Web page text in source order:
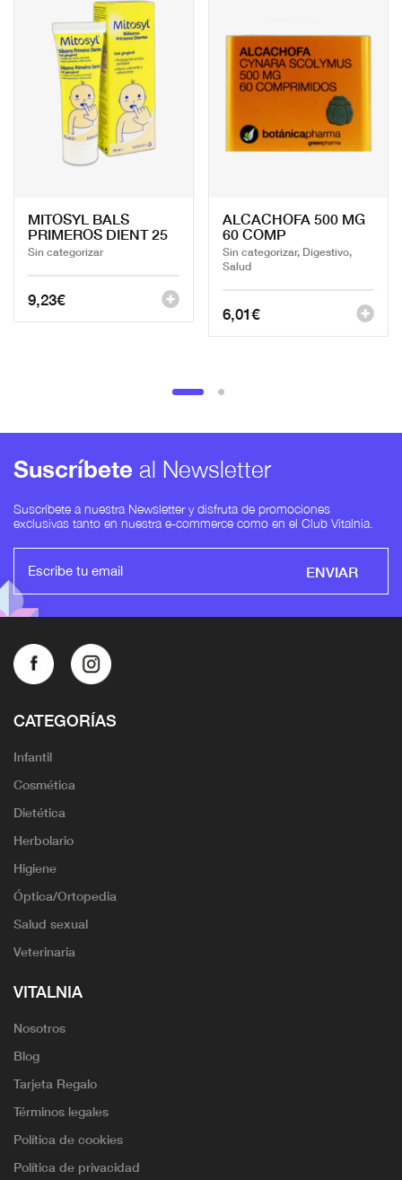
MITOSYL BALS
PRIMEROS DIENT 25
Sin categorizar
9,23€
ALCACHOFA 500 MG
60 COMP
Sin categorizar, Digestivo,
Salud
6,01€
Suscríbete al Newsletter
Suscríbete a nuestra Newsletter y disfruta de promociones
exclusivas tanto en nuestra e-commerce como en el Club Vitalnia.
ENVIAR
CATEGORÍAS
Infantil
Cosmética
Dietética
Herbolario
Higiene
Óptica/Ortopedia
Salud sexual
Veterinaria
VITALNIA
Nosotros
Blog
Tarjeta Regalo
Términos legales
Política de cookies
Política de privacidad